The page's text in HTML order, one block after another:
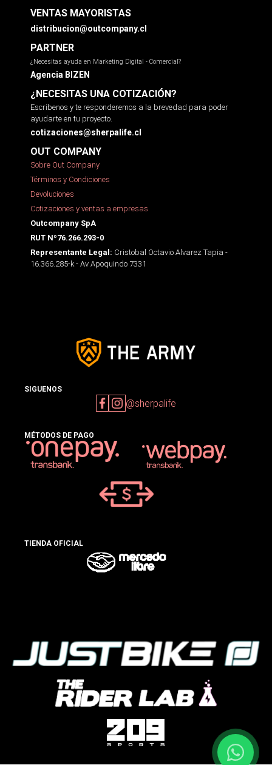
VENTAS MAYORISTAS
distribucion@outcompany.cl
PARTNER
¿Necesitas ayuda en Marketing Digital - Comercial?
Agencia BIZEN
¿NECESITAS UNA COTIZACIÓN?
Escríbenos y te responderemos a la brevedad para poder
ayudarte en tu proyecto.
cotizaciones@sherpalife.cl
OUT COMPANY
Sobre Out Company
Términos y Condiciones
Devoluciones
Cotizaciones y ventas a empresas
Outcompany SpA
RUT Nº76.266.293-0
Representante Legal: Cristobal Octavio Alvarez Tapia -
16.366.285-k - Av Apoquindo 7331
SIGUENOS
@sherpalife
MÉTODOS DE PAGO
TIENDA OFICIAL